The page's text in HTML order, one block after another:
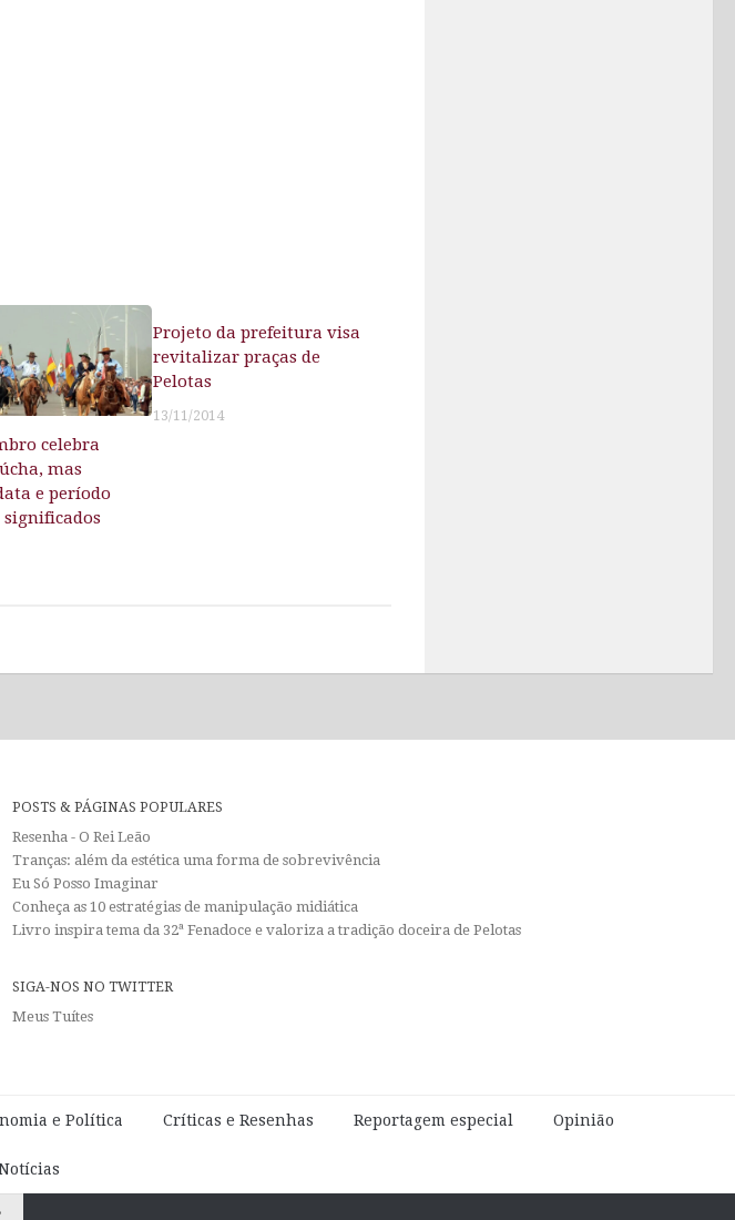
celebra
mas
e período
Projeto da prefeitura visa
revitalizar praças de
Pelotas
13/11/2014
POSTS & PÁGINAS POPULARES
Resenha - O Rei Leão
Tranças: além da estética uma forma de sobrevivência
Eu Só Posso Imaginar
Conheça as 10 estratégias de manipulação midiática
Livro inspira tema da 32ª Fenadoce e valoriza a tradição doceira de Pelotas
SIGA-NOS NO TWITTER
Meus Tuítes
e Política Críticas e Resenhas Reportagem especial Opinião